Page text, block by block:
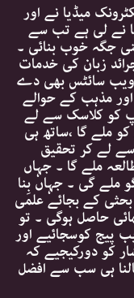
میڈیا نے اور
نے لی ہے تب سے
جگہ خوب بنائی ۔
زبان کی خدمات
ویب سائٹس بھی دے
اور مذہب کے حوالے
کو کلاسک سے لے
ملے گا ،ساتھ ہی
لے کر تحقیق
ملے گا ۔ جہاں
ملے گی ۔ جہاں بِنا
کے بجائے علمی
حاصل ہوگی ۔ تو
پیج کوسجائیے اور
کو دورکیجیے کہ
ہی سب سے افضل